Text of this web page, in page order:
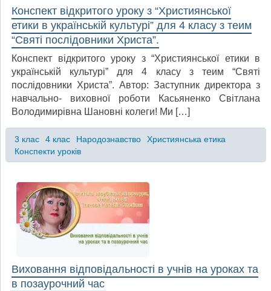
Конспект відкритого уроку з “Християнської
етики в українській культурі” для 4 класу з теим
“Святі послідовники Христа”.
Конспект відкритого уроку з “Християнської етики в
українській культурі” для 4 класу з теим “Святі
послідовники Христа”. Автор: Заступник директора з
навчально- виховної роботи Касьяненко Світлана
Володимирівна Шановні колеги! Ми […]
3 клас 4 клас Народознавство
Християнська етика
Конспекти уроків
Виховання відповідальності в учнів на уроках та
в позаурочний час